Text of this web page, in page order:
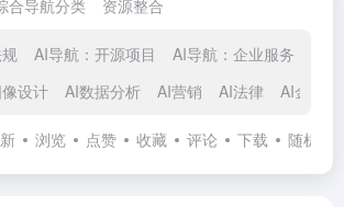
合导航分类 资源整合
AI导航：开源项目 AI导航：企业服务
设计 AI数据分析 AI营销 AI法律 AI金融
浏览 点赞 收藏 评论 下载 随机